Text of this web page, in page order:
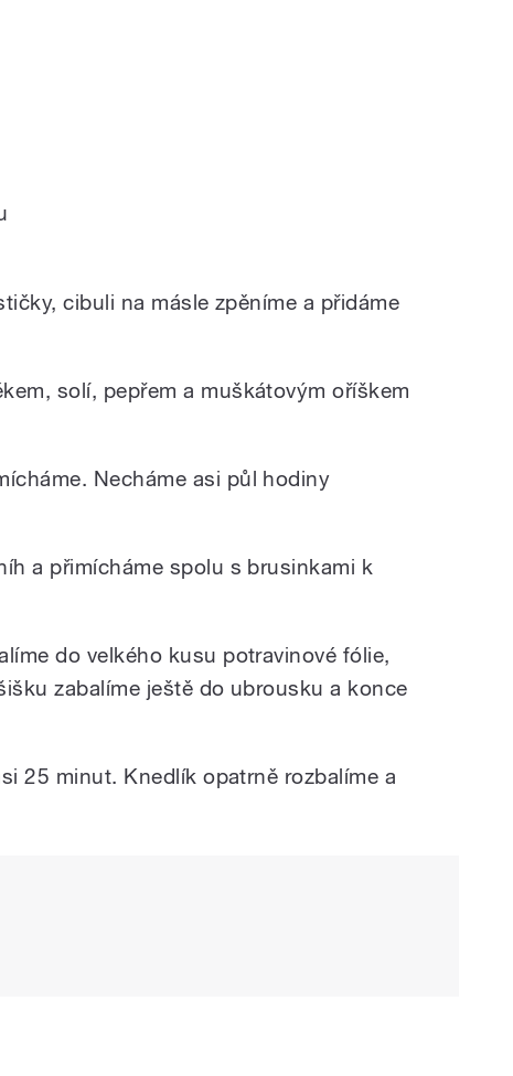
cibuli na másle zpěníme a přidáme
solí, pepřem a muškátovým oříškem
Necháme asi půl hodiny
a přimícháme spolu s brusinkami k
do velkého kusu potravinové fólie,
zabalíme ještě do ubrousku a konce
25 minut. Knedlík opatrně rozbalíme a